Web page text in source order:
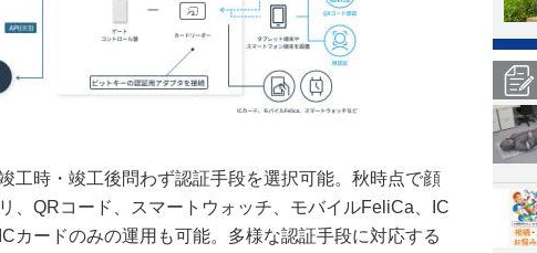
工時・竣工後問わず認証手段を選択可能。秋時点で顔
、QRコード、スマートウォッチ、モバイルFeliCa、IC
カードのみの運用も可能。多様な認証手段に対応する